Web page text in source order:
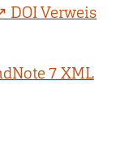
DOI Verweis
7 XML